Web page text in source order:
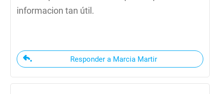
informacion tan útil.
Responder a Marcia Martir